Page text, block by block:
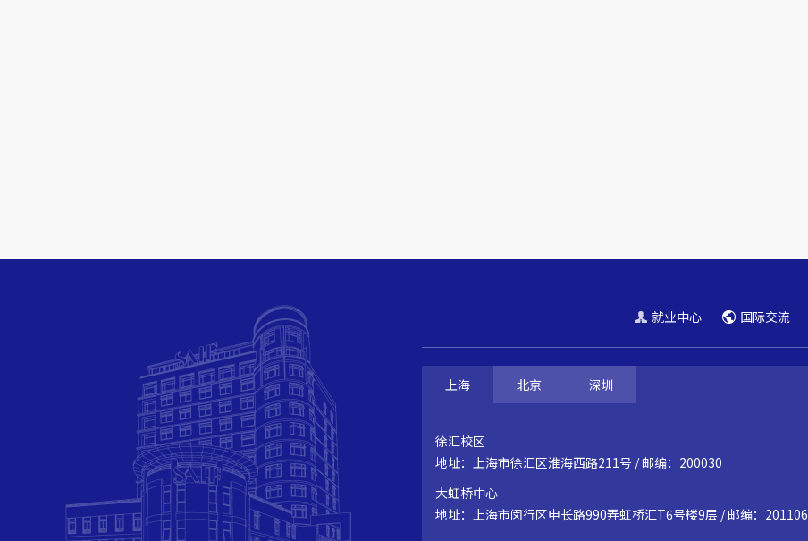
就业中心 国际交流
上海 北京 深圳
徐汇校区
地址：上海市徐汇区淮海西路211号 / 邮编：200030
大虹桥中心
地址：上海市闵行区申长路990弄虹桥汇T6号楼9层 / 邮编：201106